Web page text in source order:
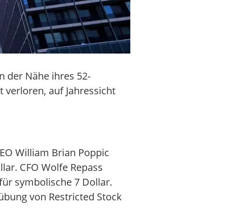
der Nähe ihres 52-
verloren, auf Jahressicht
William Brian Poppic
CFO Wolfe Repass
symbolische 7 Dollar.
von Restricted Stock